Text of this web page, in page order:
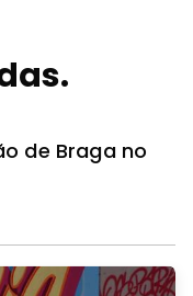
de Braga no